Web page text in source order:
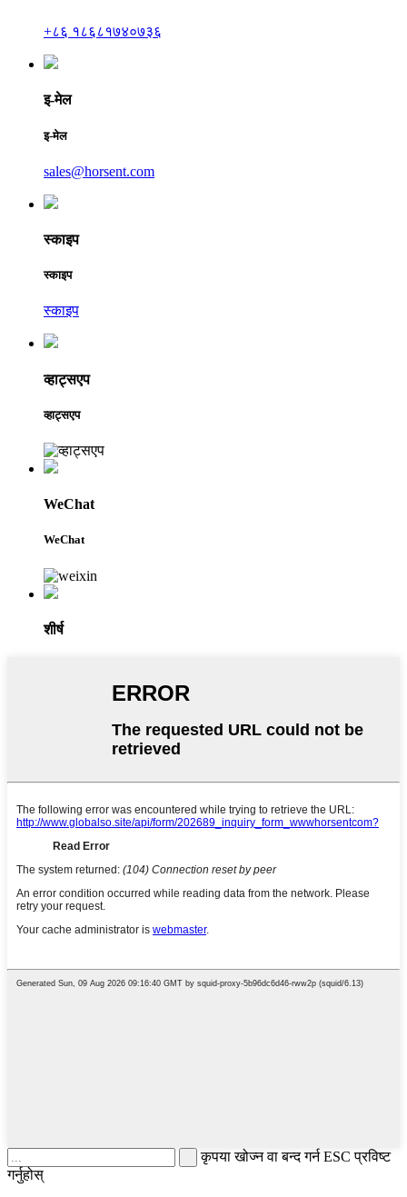
+८६ १८६८१७४०७३६
इ-मेल
इ-मेल
sales@horsent.com
स्काइप
स्काइप
स्काइप
व्हाट्सएप
व्हाट्सएप
WeChat
WeChat
शीर्ष
कृपया खोज्न वा बन्द गर्न ESC प्रविष्ट
गर्नुहोस्